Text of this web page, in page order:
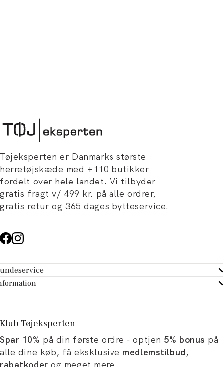
Tøjeksperten er Danmarks største
herretøjskæde med +110 butikker
fordelt over hele landet. Vi tilbyder
gratis fragt v/ 499 kr. på alle ordrer,
gratis retur og 365 dages bytteservice.
- Hjælpecenter
dit køb
Tøjeksperten
og artikler
og karriere
Klub Tøjeksperten
Spar 10% på din første ordre - optjen 5% bonus på
alle dine køb, få eksklusive medlemstilbud,
rabatkoder og meget mere.